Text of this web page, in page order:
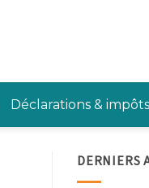
Déclarations & impôts
DERNIERS